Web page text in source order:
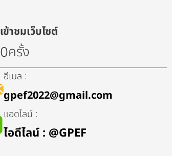
เข้าชมเว็บไซต์
0ครั้ง
อีเมล :
gpef2022@gmail.com
แอดไลน์ :
ไอดีไลน์​ : @GPEF